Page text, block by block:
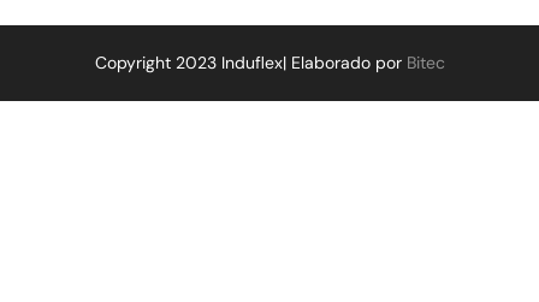
Copyright 2023 Induflex| Elaborado por Bitec